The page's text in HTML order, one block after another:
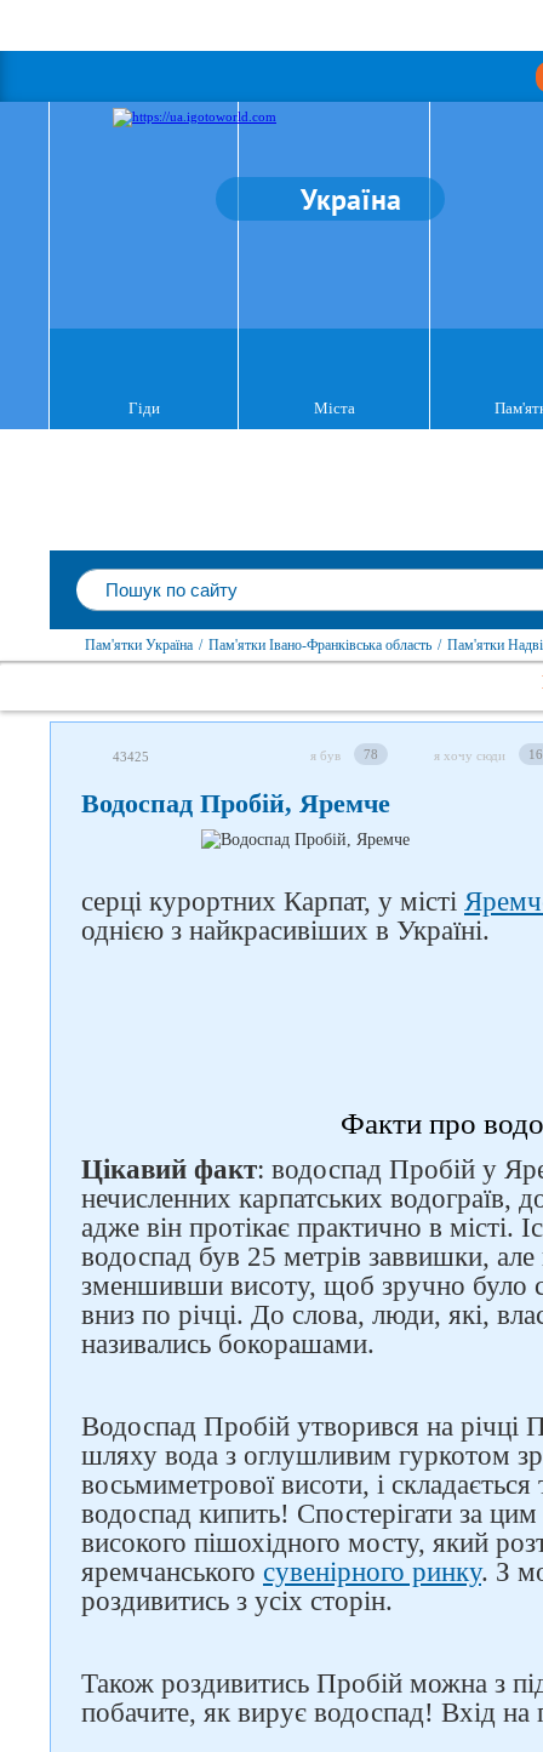
Україна
Гіди Міста
Пам'ятки Україна / Пам'ятки Івано-Франківська область / Пам'ятки
43425 я був 78 я хочу сюди 16
Водоспад Пробій, Яремче
серці курортних Карпат, у місті
однією з найкрасивіших в Україні.
Факти про
Цікавий факт: водоспад Пробій у
нечисленних карпатських водограїв,
адже він протікає практично в місті.
водоспад був 25 метрів заввишки,
зменшивши висоту, щоб зручно було
вниз по річці. До слова, люди, які,
називались бокорашами.
Водоспад Пробій утворився на річці
шляху вода з оглушливим гуркотом
восьмиметрової висоти, і
водоспад кипить! Спостерігати за
високого пішохідного мосту, який
яремчанського сувенірного ринку. З
роздивитись з усіх сторін.
Також роздивитись Пробій можна з
побачите, як вирує водоспад! Вхід на
Слідкуйте за нами в
соцмережах